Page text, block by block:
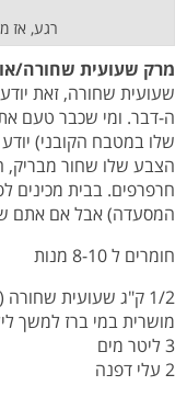
רגע, אז
מרק שעועית שחורה/
שעועית שחורה, זאת
ה-דבר. ומי שכבר טעם
שלו במטבח הקובני)
הצבע שלו שחור מבריק,
חרפרפים. בבית מכינים
המסעדה) אבל אם אתם
חומרים ל 8-10 מנות
1/2 ק"ג שעועית
מושרית במי ברז למשך
3 ליטר מים
2 עלי דפנה